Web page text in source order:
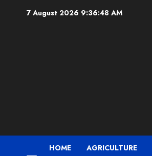
7 August 2026 9:36:49 AM
HOME AGRICULTURE